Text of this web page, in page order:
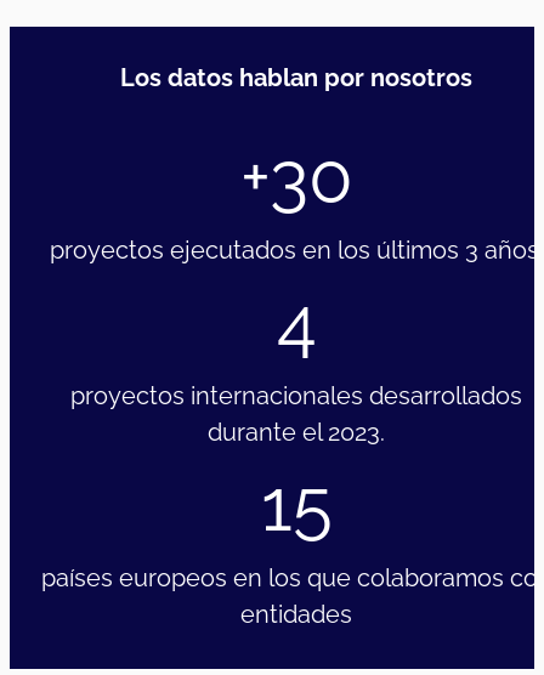
Los datos hablan por nosotros
+30
proyectos ejecutados en los últimos 3 años.
4
proyectos internacionales desarrollados
durante el 2023.
15
países europeos en los que colaboramos
entidades